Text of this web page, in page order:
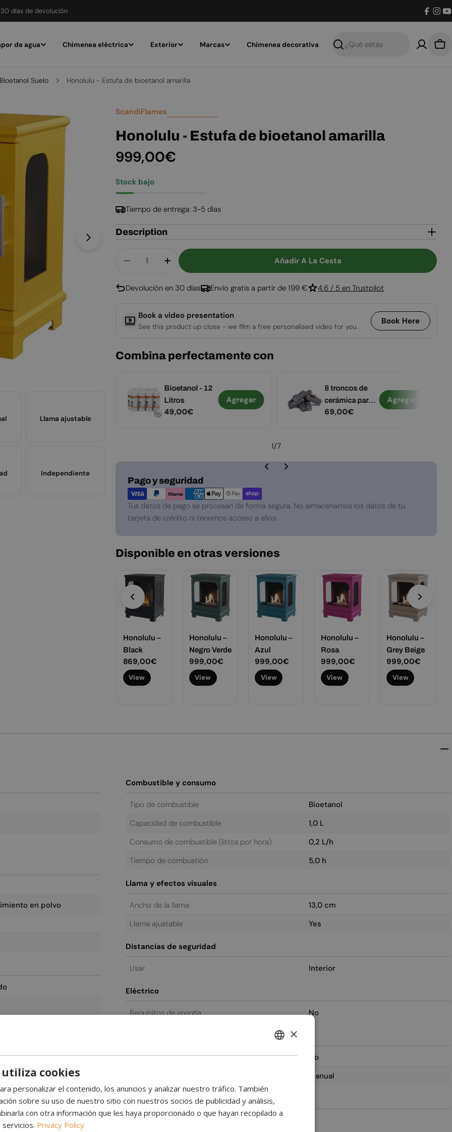
30 días de devolución
de agua Chimenea eléctrica Exterior Marcas Chimenea decorativa
Buscar
Suelo Honolulu - Estufa de bioetanol amarilla
Abrir medios 1 en modal
Llama ajustable
Independiente
ScandiFlames
Honolulu - Estufa de bioetanol amarilla
Precio
habitual
999,00€
Stock bajo
Tiempo de entrega: 3-5 días
Description
Disminuir Cantidad Para Honolulu - Estufa De Bioetanol Amarilla
Aumentar Cantidad Para Honolulu - Estufa De Bioetanol
Añadir A La Cesta
Devolución en 30 días Envío gratis a partir de 199 € 4.6 / 5 en Trustpilot
Book a video presentation
See this product up close - we film a free personalised video for you.
Book Here
Combina perfectamente con
habitual
Bioetanol - 12
Litros
Precio
49,00€
Agregar
8 troncos de
cerámica para
decorar
Precio
69,00€
Agregar
1/7
Pago y seguridad
Métodos
de
pago
Tus datos de pago se procesan de forma segura. No almacenamos los datos de tu
tarjeta de crédito ni tenemos acceso a ellos.
Disponible en otras versiones
Honolulu –
Black
Precio
habitual
869,00€
View
Honolulu –
Negro Verde
Precio
habitual
999,00€
View
Honolulu –
Azul
Precio
habitual
999,00€
View
Honolulu –
Rosa
Precio
habitual
999,00€
View
Honolulu –
Grey Beige
Precio
habitual
999,00€
View
en polvo
Combustible y consumo
Tipo de combustible
Bioetanol
Capacidad de combustible
1,0 L
Consumo de combustible (litros por hora)
0,2 L/h
Tiempo de combustión
5,0 h
Llama y efectos visuales
Ancho de la llama
13,0 cm
Llama ajustable
Yes
Distancias de seguridad
Usar Interior
Eléctrico
Requisitos de energía No
Mando a distancia
No
Manual
General / comercial
Garantía
CZECH
×
utiliza cookies
personalizar el contenido, los anuncios y analizar nuestro tráfico. También
sobre su uso de nuestro sitio con nuestros socios de publicidad y análisis,
con otra información que les haya proporcionado o que hayan recopilado a
Privacy Policy